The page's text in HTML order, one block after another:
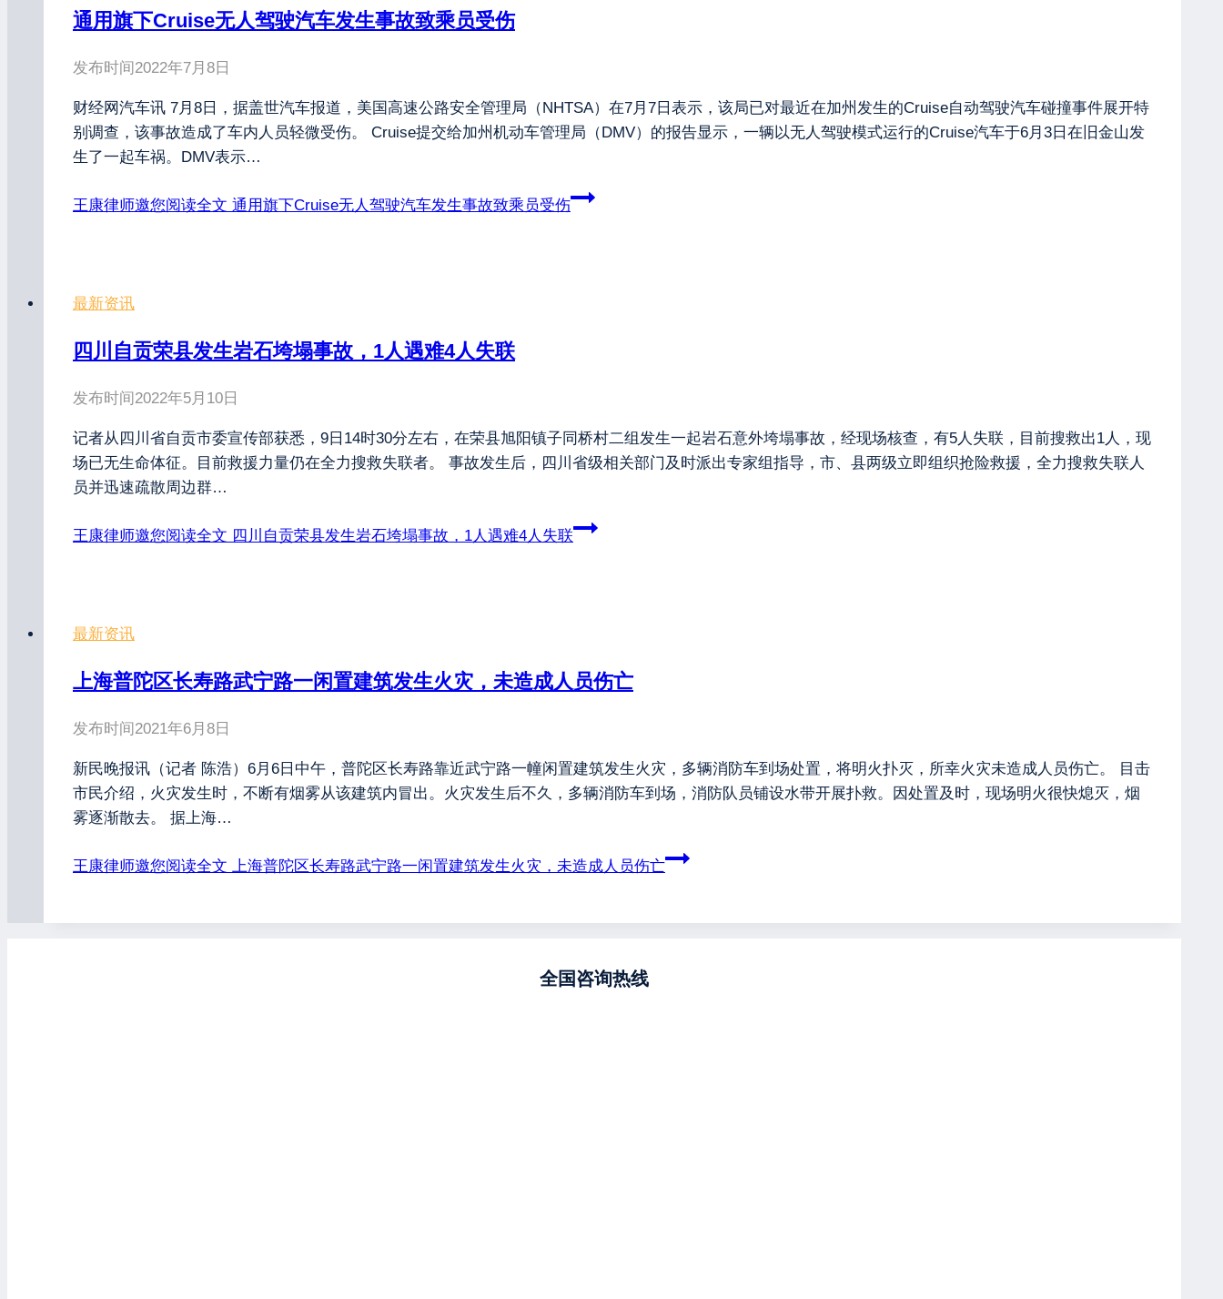
通用旗下Cruise无人驾驶汽车发生事故致乘员受伤
发布时间 2022年7月8日
财经网汽车讯 7月8日，据盖世汽车报道，美国高速公路安全管理局（NHTSA）在7月7日表示，该局已对最近在加州发生的Cruise自动驾驶汽车碰撞事件展开特
别调查，该事故造成了车内人员轻微受伤。 Cruise提交给加州机动车管理局（DMV）的报告显示，一辆以无人驾驶模式运行的Cruise汽车于6月3日在旧金山发
生了一起车祸。DMV表示…
王康律师邀您阅读全文 通用旗下Cruise无人驾驶汽车发生事故致乘员受伤
最新资讯
四川自贡荣县发生岩石垮塌事故，1人遇难4人失联
发布时间 2022年5月10日
记者从四川省自贡市委宣传部获悉，9日14时30分左右，在荣县旭阳镇子同桥村二组发生一起岩石意外垮塌事故，经现场核查，有5人失联，目前搜救出1人，现
场已无生命体征。目前救援力量仍在全力搜救失联者。 事故发生后，四川省级相关部门及时派出专家组指导，市、县两级立即组织抢险救援，全力搜救失联人
员并迅速疏散周边群…
王康律师邀您阅读全文 四川自贡荣县发生岩石垮塌事故，1人遇难4人失联
最新资讯
上海普陀区长寿路武宁路一闲置建筑发生火灾，未造成人员伤亡
发布时间 2021年6月8日
新民晚报讯（记者 陈浩）6月6日中午，普陀区长寿路靠近武宁路一幢闲置建筑发生火灾，多辆消防车到场处置，将明火扑灭，所幸火灾未造成人员伤亡。 目击
市民介绍，火灾发生时，不断有烟雾从该建筑内冒出。火灾发生后不久，多辆消防车到场，消防队员铺设水带开展扑救。因处置及时，现场明火很快熄灭，烟
雾逐渐散去。 据上海…
王康律师邀您阅读全文 上海普陀区长寿路武宁路一闲置建筑发生火灾，未造成人员伤亡
全国咨询热线